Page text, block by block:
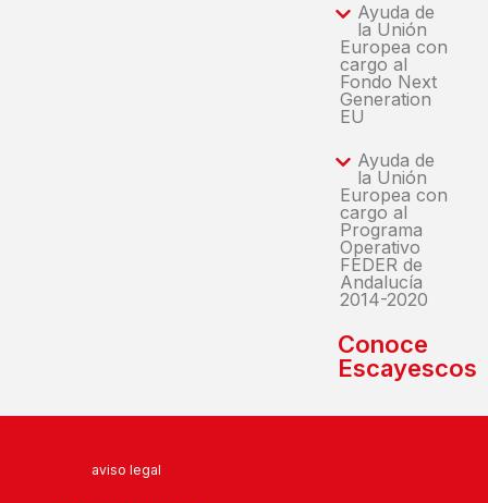
Ayuda de
la Unión
Europea con
cargo al
Fondo Next
Generation
EU
Ayuda de
la Unión
Europea con
cargo al
Programa
Operativo
FEDER de
Andalucía
2014-2020
Conoce
Escayescos
aviso legal